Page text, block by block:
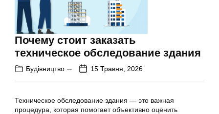
Почему стоит заказать
техническое обследование здания
Будівництво 15 Травня, 2026
Техническое обследование здания — это важная
процедура, которая помогает объективно оценить